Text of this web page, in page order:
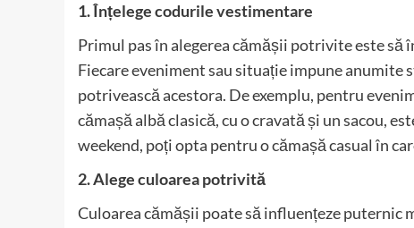
1. Înțelege codurile vestimentare
Primul pas în alegerea cămășii potrivite este să
Fiecare eveniment sau situație impune anumite
potrivească acestora. De exemplu, pentru
cămașă albă clasică, cu o cravată și un sacou,
weekend, poți opta pentru o cămașă casual în
2. Alege culoarea potrivită
Culoarea cămășii poate să influențeze puternic